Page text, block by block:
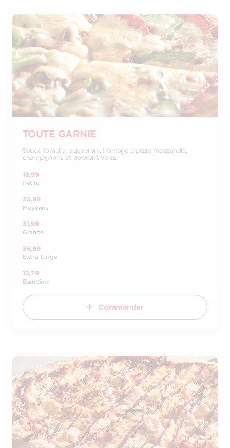
TOUTE GARNIE
Sauce tomate, pepperoni, fromage à pizza mozzarella,
champignons et poivrons verts.
18,99
Petite
25,99
Moyenne
31,99
Grande
36,99
Extra-Large
12,79
Bambino
Commander